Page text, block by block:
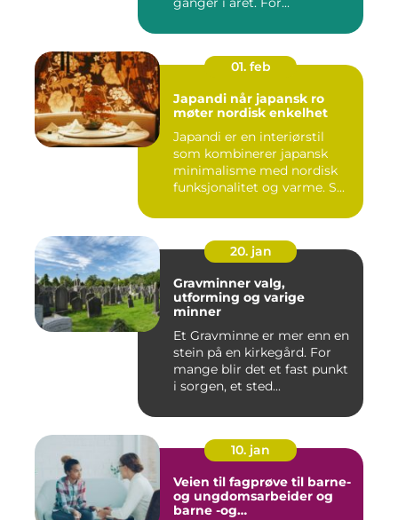
01. feb
Japandi når japansk ro
møter nordisk enkelhet
Japandi er en interiørstil
som kombinerer japansk
minimalisme med nordisk
funksjonalitet og varme. S...
20. jan
Gravminner valg,
utforming og varige
minner
Et Gravminne er mer enn en
stein på en kirkegård. For
mange blir det et fast punkt
i sorgen, et sted...
10. jan
Veien til fagprøve til barne-
og ungdomsarbeider og
barne -og